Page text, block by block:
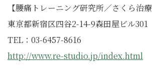
【腰痛トレーニング研究所／さくら治療
東京都新宿区四谷2-14-9森田屋ビル301
TEL：03-6457-8616
http://www.re-studio.jp/index.html